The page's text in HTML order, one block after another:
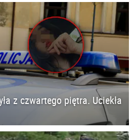
z czwartego piętra. Uciekła